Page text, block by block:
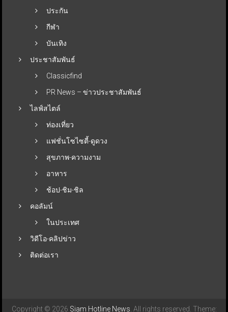
ประกัน
กีฬา
บันเทิง
ประชาสัมพันธ์
Classicfind
PR News – ข่าวประชาสัมพันธ์
ไลฟ์สไตล์
ท่องเที่ยว
แฟชั่นโซไซตี้-ดูดวง
สุขภาพ-ความงาม
อาหาร
ช้อป-ชิม-ชิล
คอลัมน์
ในประเทศ
วิดีโอ-คลิปข่าว
ติดต่อเรา
Copyright © 2026 Siam Hotline News . All rights reserved. Theme: